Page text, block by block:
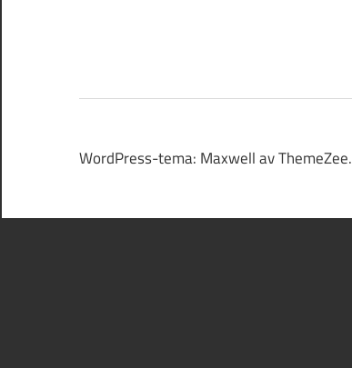
WordPress-tema: Maxwell av ThemeZee.